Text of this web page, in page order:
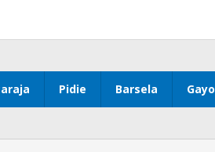
Pidie Barsela Gayo